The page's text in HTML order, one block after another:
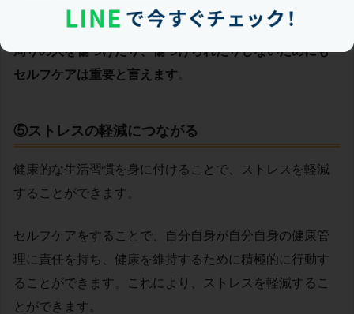
と、つい嫌な方向に進んでしまいます。
周りの人を傷つけたり、傷つけられたりしないためにも
セルフケアは重要と言えます。
⑤ストレスの軽減につながる
健康的な生活習慣を身に付けることで、ストレスを軽減
することができます。
セルフケアをすることで、自分自身が自分自身の健康管
理に責任を持ち、健康を維持するために積極的に行動す
ることができます。これにより、ストレスを軽減するこ
とができます。